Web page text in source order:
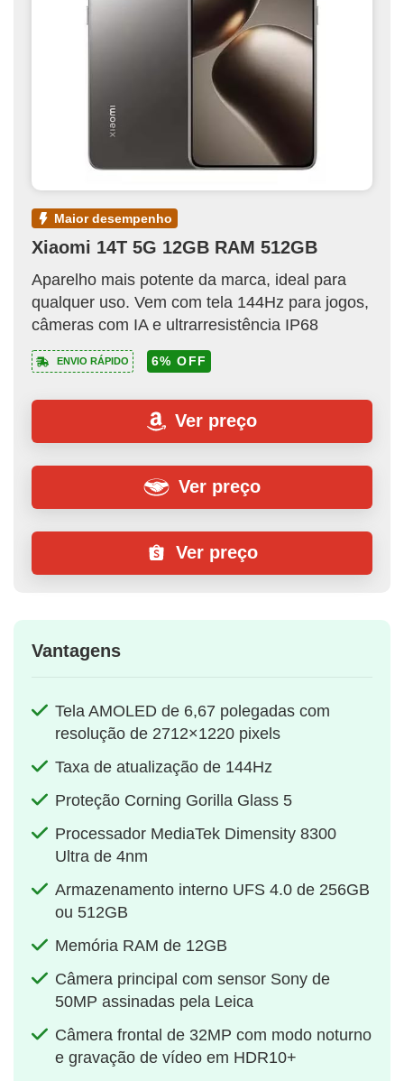
maior desempenho
Xiaomi 14T 5G 12GB RAM 512GB
Aparelho mais potente da marca, ideal para
qualquer uso. Vem com tela 144Hz para jogos,
câmeras com IA e ultrarresistência IP68
ENVIO RÁPIDO 6% OFF
Ver preço
Ver preço
Ver preço
Vantagens
Tela AMOLED de 6,67 polegadas com
resolução de 2712×1220 pixels
Taxa de atualização de 144Hz
Proteção Corning Gorilla Glass 5
Processador MediaTek Dimensity 8300
Ultra de 4nm
Armazenamento interno UFS 4.0 de 256GB
ou 512GB
Memória RAM de 12GB
Câmera principal com sensor Sony de
50MP assinadas pela Leica
Câmera frontal de 32MP com modo noturno
e gravação de vídeo em HDR10+